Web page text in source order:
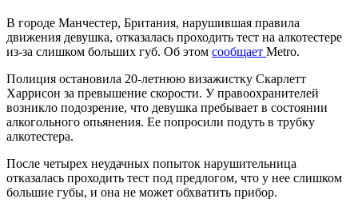
В городе Манчестер, Британия, нарушившая правила
движения девушка, отказалась проходить тест на алкотестере
из-за слишком больших губ. Об этом сообщает Metro.
Полиция остановила 20-летнюю визажистку Скарлетт
Харрисон за превышение скорости. У правоохранителей
возникло подозрение, что девушка пребывает в состоянии
алкогольного опьянения. Ее попросили подуть в трубку
алкотестера.
После четырех неудачных попыток нарушительница
отказалась проходить тест под предлогом, что у нее слишком
большие губы, и она не может обхватить прибор.